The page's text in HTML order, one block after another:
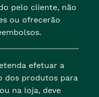
pelo cliente, não
ou ofrecerão
efetuar a
dos produtos para
na loja, deve